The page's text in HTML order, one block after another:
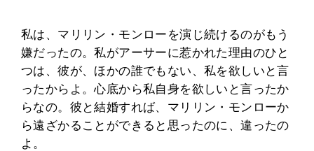
私は、マリリン・モンローを演じ続けるのがもう
嫌だったの。私がアーサーに惹かれた理由のひと
つは、彼が、ほかの誰でもない、私を欲しいと言
ったからよ。心底から私自身を欲しいと言ったか
らなの。彼と結婚すれば、マリリン・モンローか
ら遠ざかることができると思ったのに、違ったの
よ。